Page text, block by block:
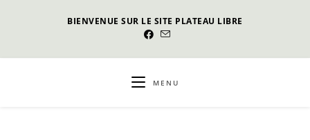
BIENVENUE SUR LE SITE PLATEAU LIBRE
MENU